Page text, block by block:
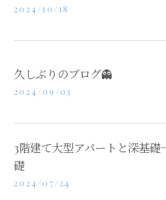
2024/10/18
久しぶりのブログ👻
2024/09/03
3階建て大型アパートと深基礎
礎
2024/07/24